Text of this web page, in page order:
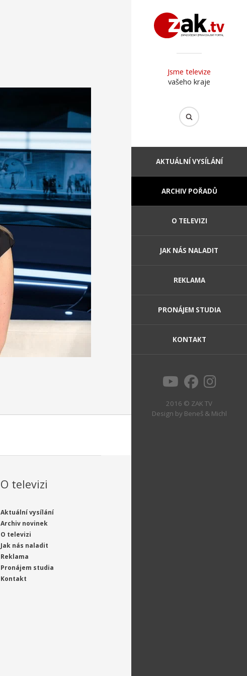
Jsme televize
vašeho kraje
AKTUÁLNÍ VYSÍLÁNÍ
ARCHIV POŘADŮ
O TELEVIZI
JAK NÁS NALADIT
REKLAMA
PRONÁJEM STUDIA
KONTAKT
2016 © ZAK TV
Design by Beneš & Michl
O televizi
Aktuální vysílání
Archiv novinek
O televizi
Jak nás naladit
Reklama
Pronájem studia
Kontakt